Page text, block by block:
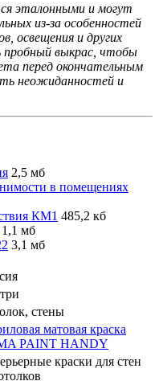
эталонными и могут
из-за особенностей
освещения и других
пробный выкрас, чтобы
перед окончательным
неожиданностей и
2,5 мб
в помещениях
КМ1 485,2 кб
1,1 мб
3,1 мб
стены
матовая краска
PAINT HANDY
краски для стен